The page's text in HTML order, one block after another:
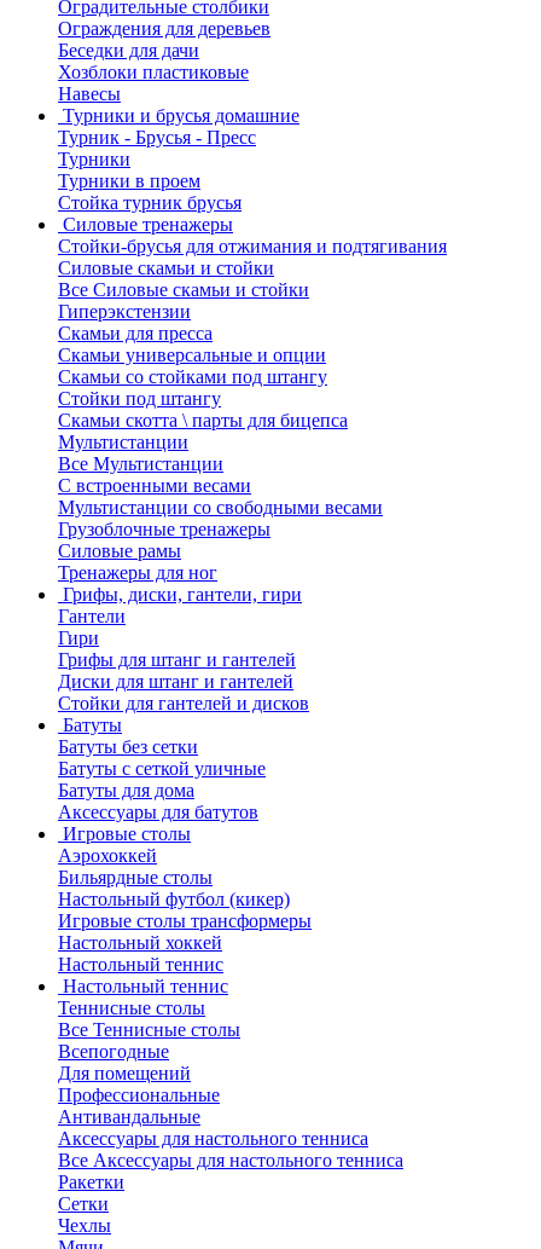
Оградительные столбики
Ограждения для деревьев
Беседки для дачи
Хозблоки пластиковые
Навесы
Турники и брусья домашние
Турник - Брусья - Пресс
Турники
Турники в проем
Стойка турник брусья
Силовые тренажеры
Стойки-брусья для отжимания и подтягивания
Силовые скамьи и стойки
Все Силовые скамьи и стойки
Гиперэкстензии
Скамьи для пресса
Скамьи универсальные и опции
Скамьи со стойками под штангу
Стойки под штангу
Скамьи скотта \ парты для бицепса
Мультистанции
Все Мультистанции
С встроенными весами
Мультистанции со свободными весами
Грузоблочные тренажеры
Силовые рамы
Тренажеры для ног
Грифы, диски, гантели, гири
Гантели
Гири
Грифы для штанг и гантелей
Диски для штанг и гантелей
Стойки для гантелей и дисков
Батуты
Батуты без сетки
Батуты с сеткой уличные
Батуты для дома
Аксессуары для батутов
Игровые столы
Аэрохоккей
Бильярдные столы
Настольный футбол (кикер)
Игровые столы трансформеры
Настольный хоккей
Настольный теннис
Настольный теннис
Теннисные столы
Все Теннисные столы
Всепогодные
Для помещений
Профессиональные
Антивандальные
Аксессуары для настольного тенниса
Все Аксессуары для настольного тенниса
Ракетки
Сетки
Чехлы